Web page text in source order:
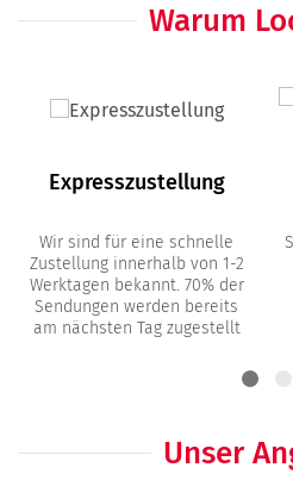
Warum
Expresszustellung
Wir sind für eine schnelle
Zustellung innerhalb von 1-2
Werktagen bekannt. 70% der
Sendungen werden bereits
am nächsten Tag zugestellt
Unser